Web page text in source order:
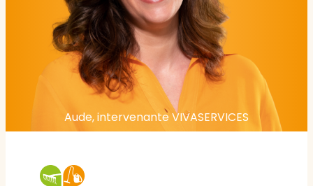
Aude, intervenante VIVASERVICES